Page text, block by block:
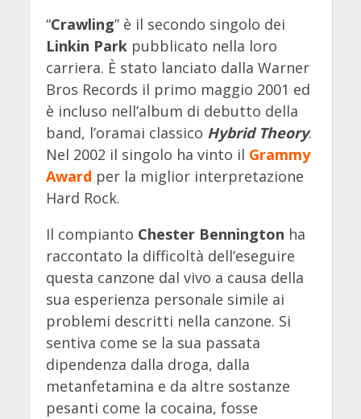
“Crawling” è il secondo singolo dei
Linkin Parkpubblicato nella loro
carriera. È stato lanciato dalla Warner
Bros Records il primo maggio 2001 ed
è incluso nell’album di debutto della
band, l’oramai classico Hybrid Theory.
Nel 2002 il singolo ha vinto il Grammy
Award per la miglior interpretazione
Hard Rock.
Il compianto Chester Bennington ha
raccontato la difficoltà dell’eseguire
questa canzone dal vivo a causa della
sua esperienza personale simile ai
problemi descritti nella canzone. Si
sentiva come se la sua passata
dipendenza dalla droga, dalla
metanfetamina e da altre sostanze
pesanti come la cocaina, fosse